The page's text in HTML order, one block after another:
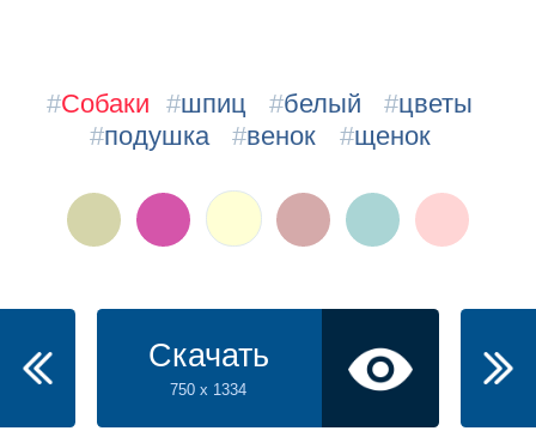
#Собаки #шпиц #белый #цветы
#подушка #венок #щенок
Скачать
750 x 1334